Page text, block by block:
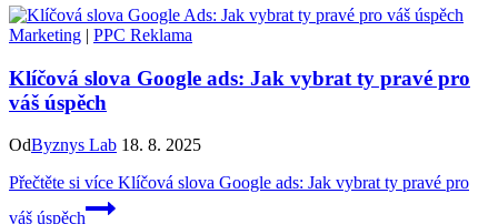
Marketing | PPC Reklama
Klíčová slova Google ads: Jak vybrat ty pravé pro
váš úspěch
OdByznys Lab 18. 8. 2025
Přečtěte si více Klíčová slova Google ads: Jak vybrat ty pravé pro
váš úspěch